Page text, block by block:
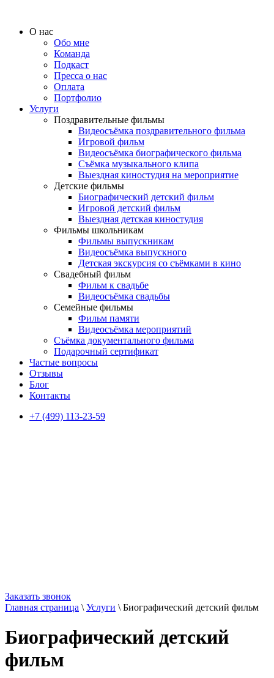
О нас
Обо мне
Команда
Подкаст
Пресса о нас
Оплата
Портфолио
Услуги
Поздравительные фильмы
Видеосъёмка поздравительного фильма
Игровой фильм
Видеосъёмка биографического фильма
Съёмка музыкального клипа
Выездная киностудия на мероприятие
Детские фильмы
Биографический детский фильм
Игровой детский фильм
Выездная детская киностудия
Фильмы школьникам
Фильмы выпускникам
Видеосъёмка выпускного
Детская экскурсия со съёмками в кино
Свадебный фильм
Фильм к свадьбе
Видеосъёмка свадьбы
Семейные фильмы
Фильм памяти
Видеосъёмка мероприятий
Съёмка документального фильма
Подарочный сертификат
Частые вопросы
Отзывы
Блог
Контакты
+7 (499) 113-23-59
Заказать звонок
Главная страница \ Услуги \ Биографический детский фильм
Биографический детский
фильм